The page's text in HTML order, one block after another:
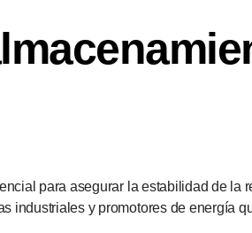
para asegurar la estabilidad de la
industriales y promotores de energía